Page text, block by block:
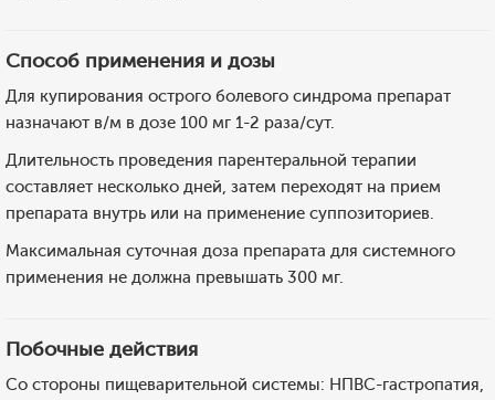
Способ применения и дозы
Для купирования острого болевого синдрома препарат
назначают в/м в дозе 100 мг 1-2 раза/сут.
Длительность проведения парентеральной терапии
составляет несколько дней, затем переходят на прием
препарата внутрь или на применение суппозиториев.
Максимальная суточная доза препарата для системного
применения не должна превышать 300 мг.
Побочные действия
Со стороны пищеварительной системы: НПВС-гастропатия,